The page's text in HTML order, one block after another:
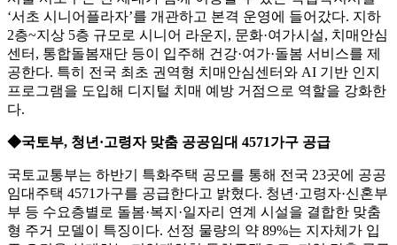
‘서초 시니어플라자’를 개관하고 본격 운영에 들어갔다. 지하
2층~지상 5층 규모로 시니어 라운지, 문화·여가시설, 치매안심
센터, 통합돌봄재단 등이 입주해 건강·여가·돌봄 서비스를 제
공한다. 특히 전국 최초 권역형 치매안심센터와 AI 기반 인지
프로그램을 도입해 디지털 치매 예방 거점으로 역할을 강화한
다.
◆국토부, 청년·고령자 맞춤 공공임대 4571가구 공급
국토교통부는 하반기 특화주택 공모를 통해 전국 23곳에 공공
임대주택 4571가구를 공급한다고 밝혔다. 청년·고령자·신혼부
부 등 수요층별로 돌봄·복지·일자리 연계 시설을 결합한 맞춤
형 주거 모델이 특징이다. 선정 물량의 약 89%는 지자체가 입